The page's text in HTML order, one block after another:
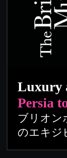
Luxury
Persia
ブリオン
のエキジ